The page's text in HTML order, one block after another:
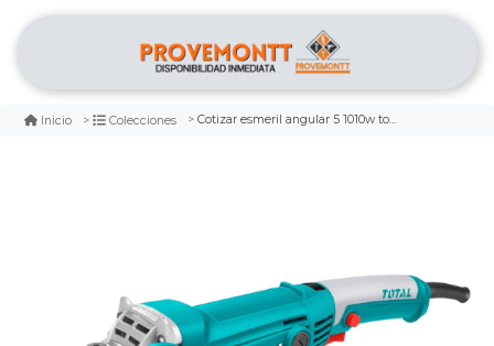
Inicio Colecciones Cotizar esmeril angular 5 1010w total